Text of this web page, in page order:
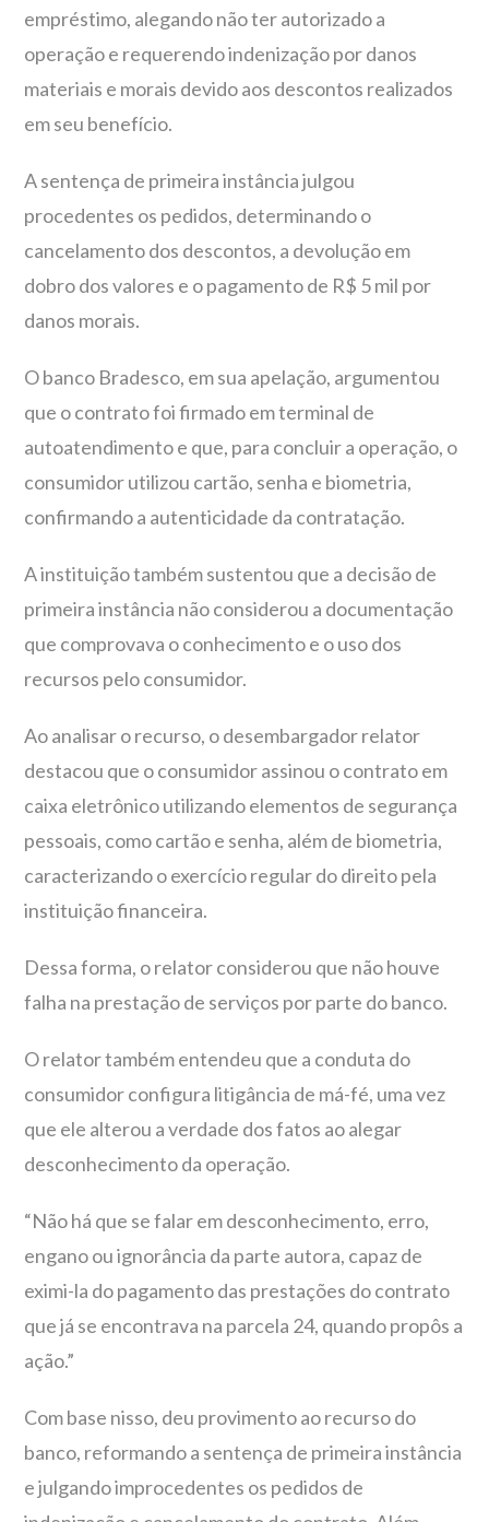
empréstimo, alegando não ter autorizado a
operação e requerendo indenização por danos
materiais e morais devido aos descontos realizados
em seu benefício.
A sentença de primeira instância julgou
procedentes os pedidos, determinando o
cancelamento dos descontos, a devolução em
dobro dos valores e o pagamento de R$ 5 mil por
danos morais.
O banco Bradesco, em sua apelação, argumentou
que o contrato foi firmado em terminal de
autoatendimento e que, para concluir a operação, o
consumidor utilizou cartão, senha e biometria,
confirmando a autenticidade da contratação.
A instituição também sustentou que a decisão de
primeira instância não considerou a documentação
que comprovava o conhecimento e o uso dos
recursos pelo consumidor.
Ao analisar o recurso, o desembargador relator
destacou que o consumidor assinou o contrato em
caixa eletrônico utilizando elementos de segurança
pessoais, como cartão e senha, além de biometria,
caracterizando o exercício regular do direito pela
instituição financeira.
Dessa forma, o relator considerou que não houve
falha na prestação de serviços por parte do banco.
O relator também entendeu que a conduta do
consumidor configura litigância de má-fé, uma vez
que ele alterou a verdade dos fatos ao alegar
desconhecimento da operação.
“Não há que se falar em desconhecimento, erro,
engano ou ignorância da parte autora, capaz de
eximi-la do pagamento das prestações do contrato
que já se encontrava na parcela 24, quando propôs a
ação.”
Com base nisso, deu provimento ao recurso do
banco, reformando a sentença de primeira instância
e julgando improcedentes os pedidos de